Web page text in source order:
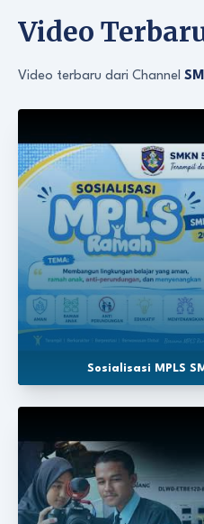
Video
Video terbaru dari Channel
Sosialisasi MPLS